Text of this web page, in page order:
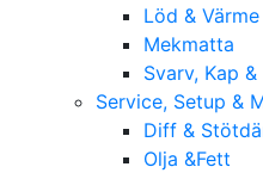
Löd & Värme
Mekmatta
Svarv, Kap &
Service, Setup &
Diff &
Olja &Fett